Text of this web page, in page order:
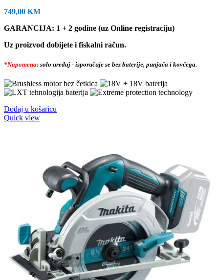
749,00 KM
GARANCIJA: 1 + 2 godine (uz Online registraciju)
Uz proizvod dobijete i fiskalni račun.
*Napomena: solo uređaj - isporučuje se bez baterije, punjača i kovčega.
Dodaj u košaricu
Quick view